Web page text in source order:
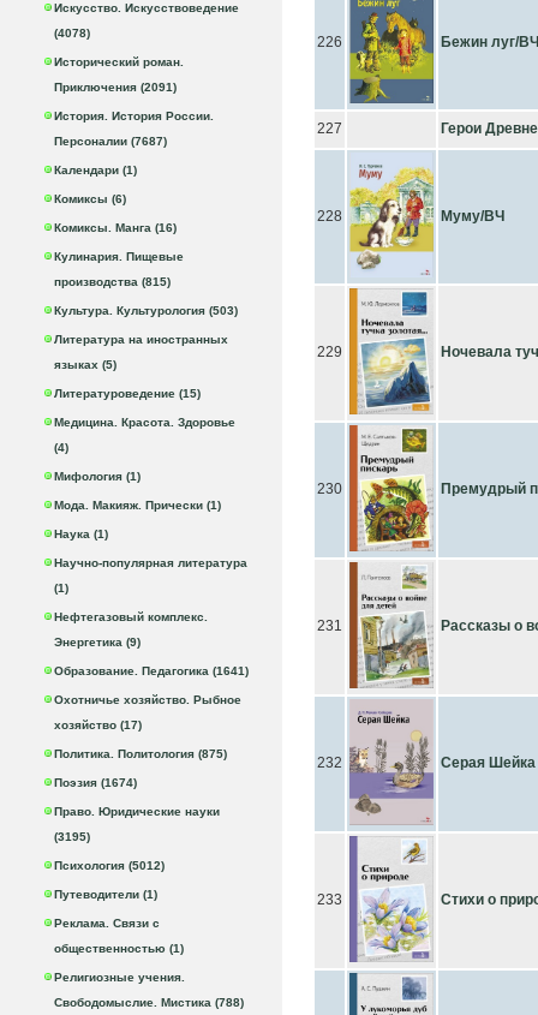
Искусство. Искусствоведение
(4078)
Исторический роман.
Приключения (2091)
История. История России.
Персоналии (7687)
Календари (1)
Комиксы (6)
Комиксы. Манга (16)
Кулинария. Пищевые
производства (815)
Культура. Культурология (503)
Литература на иностранных
языках (5)
Литературоведение (15)
Медицина. Красота. Здоровье
(4)
Мифология (1)
Мода. Макияж. Прически (1)
Наука (1)
Научно-популярная литература
(1)
Нефтегазовый комплекс.
Энергетика (9)
Образование. Педагогика (1641)
Охотничье хозяйство. Рыбное
хозяйство (17)
Политика. Политология (875)
Поэзия (1674)
Право. Юридические науки
(3195)
Психология (5012)
Путеводители (1)
Реклама. Связи с
общественностью (1)
Религиозные учения.
Свободомыслие. Мистика (788)
226 Бежин луг/ВЧ
227 Герои
228 Муму/ВЧ
229 Ночевала
230 Премудрый
231 Рассказы о
232 Серая Шейка
233 Стихи о